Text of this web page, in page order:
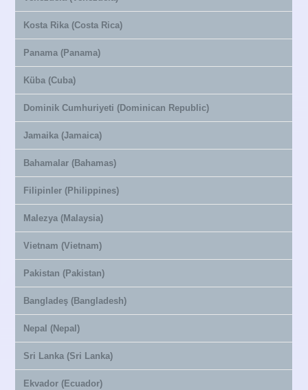
Kosta Rika (Costa Rica)
Panama (Panama)
Küba (Cuba)
Dominik Cumhuriyeti (Dominican Republic)
Jamaika (Jamaica)
Bahamalar (Bahamas)
Filipinler (Philippines)
Malezya (Malaysia)
Vietnam (Vietnam)
Pakistan (Pakistan)
Bangladeş (Bangladesh)
Nepal (Nepal)
Sri Lanka (Sri Lanka)
Ekvador (Ecuador)